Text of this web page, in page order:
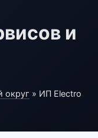
и
округ » ИП Electro